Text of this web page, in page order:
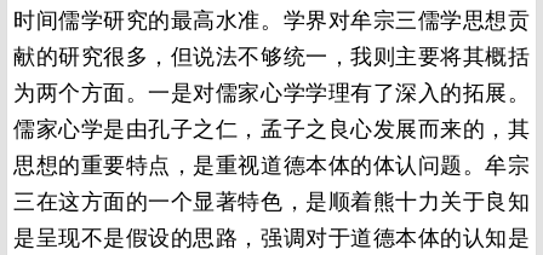
时间儒学研究的最高水准。学界对牟宗三儒学思想贡
献的研究很多，但说法不够统一，我则主要将其概括
为两个方面。一是对儒家心学学理有了深入的拓展。
儒家心学是由孔子之仁，孟子之良心发展而来的，其
思想的重要特点，是重视道德本体的体认问题。牟宗
三在这方面的一个显著特色，是顺着熊十力关于良知
是呈现不是假设的思路，强调对于道德本体的认知是